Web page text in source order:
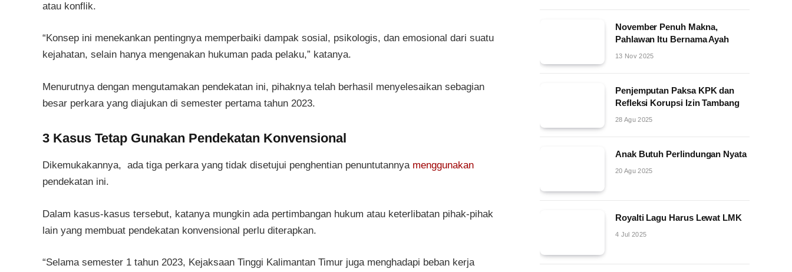
atau konflik.
“Konsep ini menekankan pentingnya memperbaiki dampak sosial, psikologis, dan emosional dari suatu
kejahatan, selain hanya mengenakan hukuman pada pelaku,” katanya.
Menurutnya dengan mengutamakan pendekatan ini, pihaknya telah berhasil menyelesaikan sebagian
besar perkara yang diajukan di semester pertama tahun 2023.
3 Kasus Tetap Gunakan Pendekatan Konvensional
Dikemukakannya, ada tiga perkara yang tidak disetujui penghentian penuntutannya menggunakan
pendekatan ini.
Dalam kasus-kasus tersebut, katanya mungkin ada pertimbangan hukum atau keterlibatan pihak-pihak
lain yang membuat pendekatan konvensional perlu diterapkan.
“Selama semester 1 tahun 2023, Kejaksaan Tinggi Kalimantan Timur juga menghadapi beban kerja
November Penuh Makna,
Pahlawan Itu Bernama Ayah
13 Nov 2025
Penjemputan Paksa KPK dan
Refleksi Korupsi Izin Tambang
28 Agu 2025
Anak Butuh Perlindungan Nyata
20 Agu 2025
Royalti Lagu Harus Lewat LMK
4 Jul 2025